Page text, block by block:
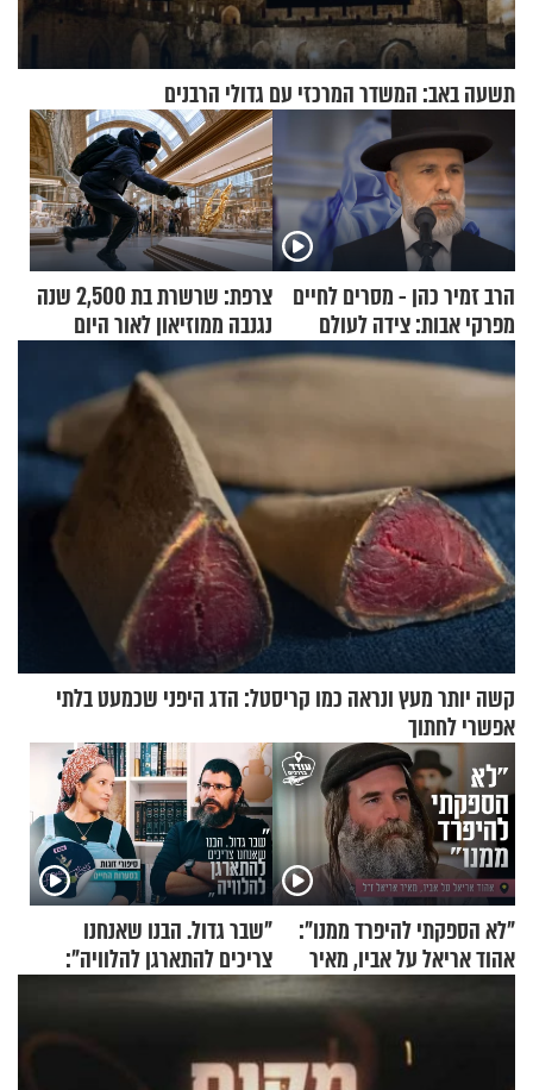
תשעה באב: המשדר המרכזי עם גדולי הרבנים
הרב זמיר כהן - מסרים לחיים
מפרקי אבות: צידה לעולם
צרפת: שרשרת בת 2,500 שנה
נגנבה ממוזיאון לאור היום
קשה יותר מעץ ונראה כמו קריסטל: הדג היפני שכמעט בלתי
אפשרי לחתוך
"לא הספקתי להיפרד ממנו":
אהוד אריאל על אביו, מאיר
"שבר גדול. הבנו שאנחנו
צריכים להתארגן להלוויה":
זוגיות במבחן, הפעם עם מרים
וגד דנינו